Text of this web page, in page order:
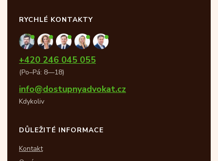
RYCHLÉ KONTAKTY
+420 246 045 055
(Po–Pá: 8—18)
info@dostupnyadvokat.cz
Kdykoliv
DŮLEŽITÉ INFORMACE
Kontakt